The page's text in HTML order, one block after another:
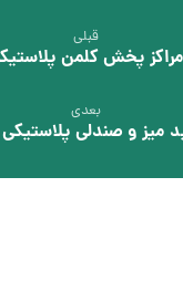
قبلی
مراکز پخش کلمن
بعدی
میز و صندلی